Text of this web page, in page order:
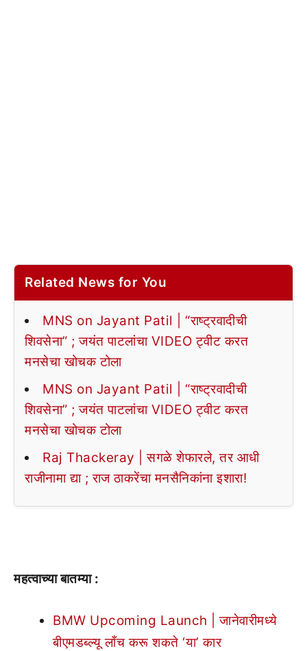
Related News for You
MNS on Jayant Patil | “राष्ट्रवादीची
शिवसेना” ; जयंत पाटलांचा VIDEO ट्वीट करत
मनसेचा खोचक टोला
MNS on Jayant Patil | “राष्ट्रवादीची
शिवसेना” ; जयंत पाटलांचा VIDEO ट्वीट करत
मनसेचा खोचक टोला
Raj Thackeray | सगळे शेफारले, तर आधी
राजीनामा द्या ; राज ठाकरेंचा मनसैनिकांना इशारा!
महत्वाच्या बातम्या :
BMW Upcoming Launch | जानेवारीमध्ये
बीएमडब्ल्यू लाँच करू शकते ‘या’ कार